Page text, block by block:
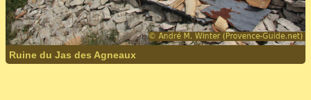
Ruine du Jas des Agneaux